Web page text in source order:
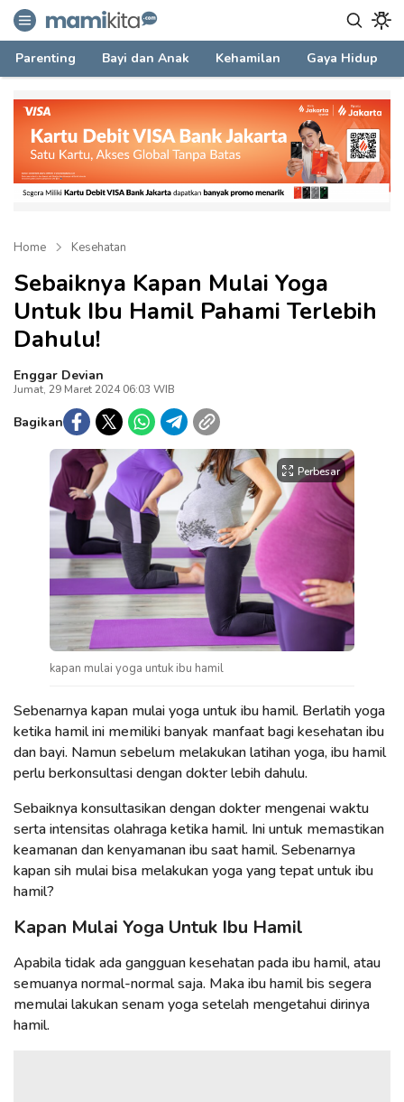
mamikita.com
Informasi Parenting untuk Mami Milenial
Parenting Bayi dan Anak Kehamilan Gaya Hidup
Home Kesehatan
Sebaiknya Kapan Mulai Yoga
Untuk Ibu Hamil Pahami Terlebih
Dahulu!
Enggar Devian
Jumat, 29 Maret 2024 06:03 WIB
Bagikan
Perbesar
kapan mulai yoga untuk ibu hamil
Sebenarnya kapan mulai yoga untuk ibu hamil. Berlatih yoga
ketika hamil ini memiliki banyak manfaat bagi kesehatan ibu
dan bayi. Namun sebelum melakukan latihan yoga, ibu hamil
perlu berkonsultasi dengan dokter lebih dahulu.
Sebaiknya konsultasikan dengan dokter mengenai waktu
serta intensitas olahraga ketika hamil. Ini untuk memastikan
keamanan dan kenyamanan ibu saat hamil. Sebenarnya
kapan sih mulai bisa melakukan yoga yang tepat untuk ibu
hamil?
Kapan Mulai Yoga Untuk Ibu Hamil
Apabila tidak ada gangguan kesehatan pada ibu hamil, atau
semuanya normal-normal saja. Maka ibu hamil bis segera
memulai lakukan senam yoga setelah mengetahui dirinya
hamil.